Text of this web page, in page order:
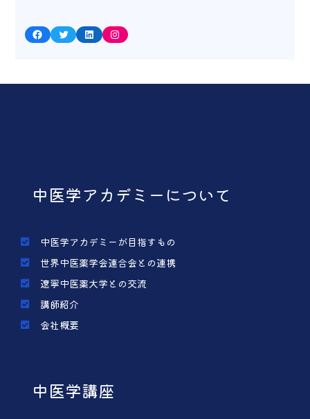
Facebook Twitter LinkedIn Instagram
中医学アカデミーについて
中医学アカデミーが目指すもの
世界中医薬学会連合会との連携
遼寧中医薬大学との交流
講師紹介
会社概要
中医学講座